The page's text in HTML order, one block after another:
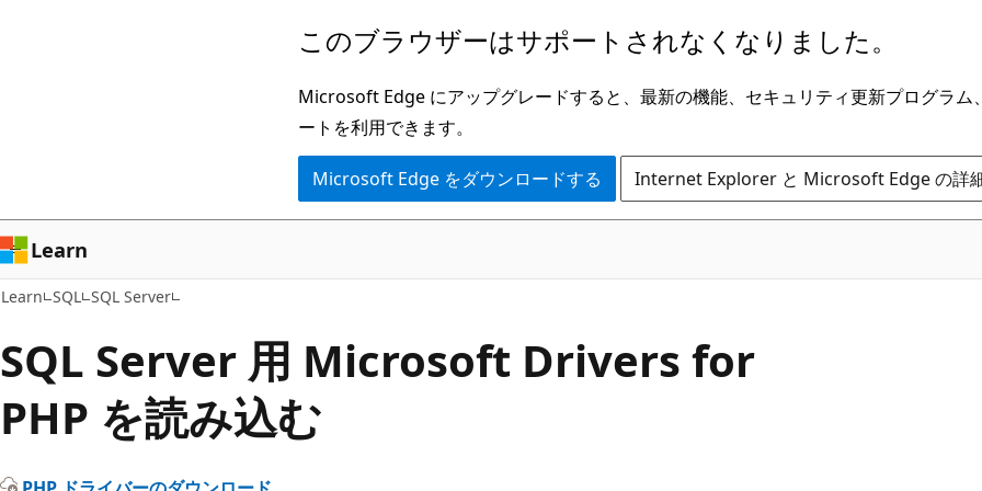
ン
ツ
に
ス
ッ
プ
このブラウザーはサポートされなくなりました。
Microsoft Edge にアップグレードすると、最新の機能、セキュリティ更新プログラム
ートを利用できます。
Microsoft Edge をダウンロードする Internet Explorer と Microsoft Edge の詳
Learn
Learn SQL SQL Server
SQL Server 用 Microsoft Drivers for
PHP を読み込む